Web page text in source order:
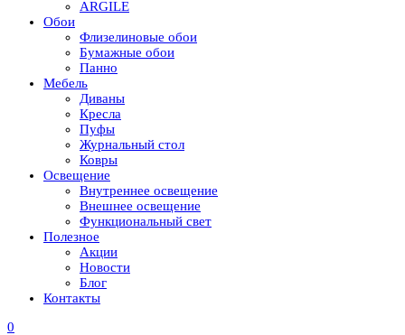
ARGILE
Обои
Флизелиновые обои
Бумажные обои
Панно
Мебель
Диваны
Кресла
Пуфы
Журнальный стол
Ковры
Освещение
Внутреннее освещение
Внешнее освещение
Функциональный свет
Полезное
Акции
Новости
Блог
Контакты
0